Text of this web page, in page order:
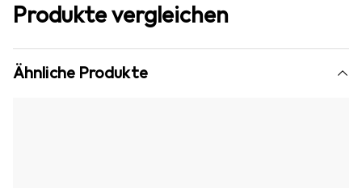
Produkte vergleichen
Ähnliche Produkte